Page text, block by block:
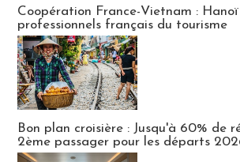
Coopération France-Vietnam :
professionnels français du tourisme
Bon plan croisière : Jusqu'à 60% de
2ème passager pour les départs